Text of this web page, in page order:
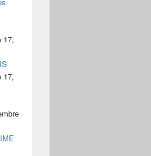
17,
17,